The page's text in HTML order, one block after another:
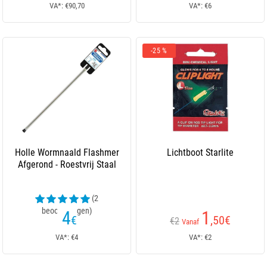
VA*: €90,70 VA*: €6
Holle Wormnaald Flashmer
Afgerond - Roestvrij Staal
(2
beoordelingen)
4€
VA*: €4
-25 %
Lichtboot Starlite
€2 Vanaf 1 ,50€
VA*: €2